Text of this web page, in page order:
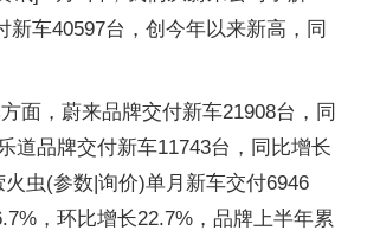
新车40597台，创今年以来新高，同
面，蔚来品牌交付新车21908台，同
道品牌交付新车11743台，同比增长
虫(参数|询价)单月新车交付6946
，环比增长22.7%，品牌上半年累